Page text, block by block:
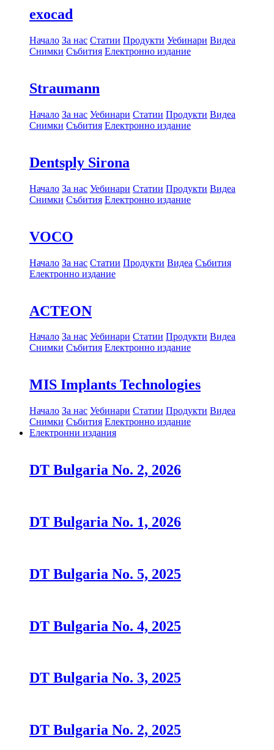
exocad
Начало За нас Статии Продукти Уебинари Видеа
Снимки Събития Електронно издание
Straumann
Начало За нас Уебинари Статии Продукти Видеа
Снимки Събития Електронно издание
Dentsply Sirona
Начало За нас Уебинари Статии Продукти Видеа
Снимки Събития Електронно издание
VOCO
Начало За нас Статии Продукти Видеа Събития
Електронно издание
ACTEON
Начало За нас Уебинари Статии Продукти Видеа
Снимки Събития Електронно издание
MIS Implants Technologies
Начало За нас Уебинари Статии Продукти Видеа
Снимки Събития Електронно издание
Електронни издания
DT Bulgaria No. 2, 2026
DT Bulgaria No. 1, 2026
DT Bulgaria No. 5, 2025
DT Bulgaria No. 4, 2025
DT Bulgaria No. 3, 2025
DT Bulgaria No. 2, 2025